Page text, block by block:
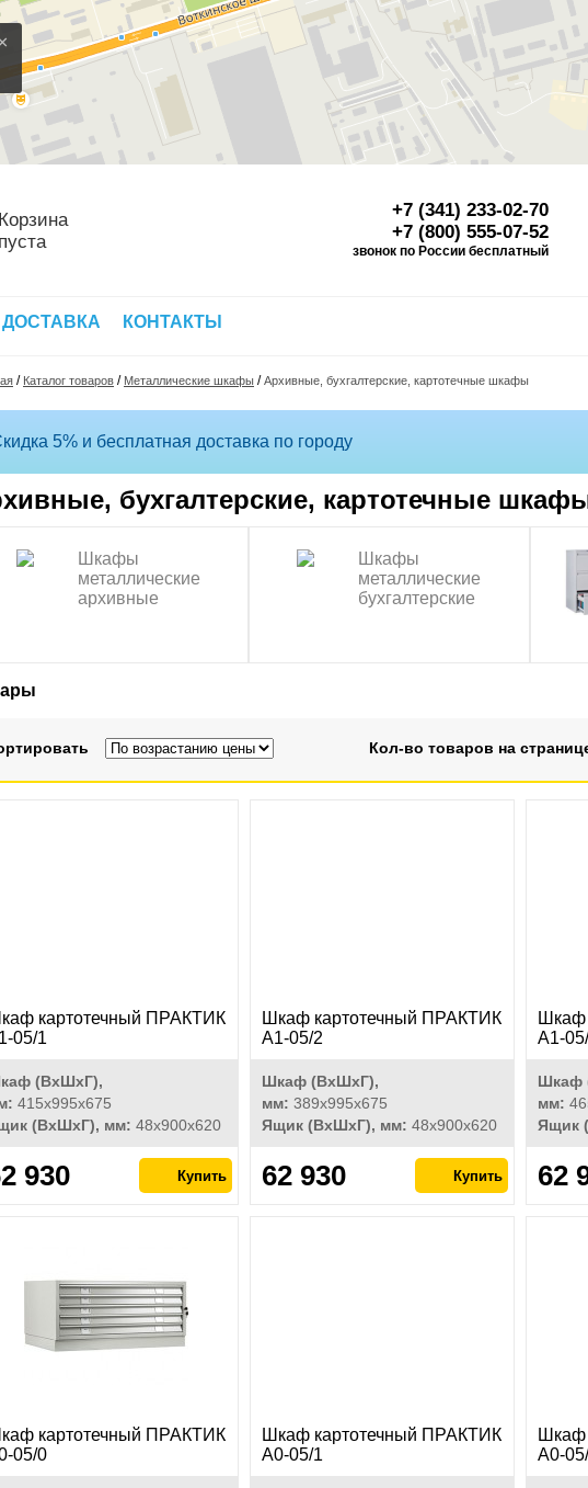
Для корректной
Корзина
пуста
+7 (341) 233-02-70
+7 (800) 555-07-52
звонок по России бесплатный
КОНТАКТЫ
/ Каталог товаров / Металлические шкафы /Архивные, бухгалтерские, картотечные шкафы
5% и бесплатная доставка по городу
бухгалтерские, картотечные
Шкафы
металлические
архивные
Шкафы
металлические
бухгалтерские
Кол-во товаров на
картотечный ПРАКТИК
05/1
(ВхШхГ),
415x995x675
(ВхШхГ), мм: 48x900x620
930
Шкаф картотечный ПРАКТИК
A1-05/2
Шкаф (ВхШхГ),
мм: 389x995x675
Ящик (ВхШхГ), мм: 48x900x620
62 930
Шкаф
A1-
Шкаф
мм:
Ящик
62
картотечный ПРАКТИК
05/0
Шкаф картотечный ПРАКТИК
A0-05/1
Шкаф
A0-